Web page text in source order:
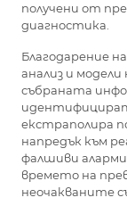
получени от
диагностика.
Благодарение
анализ и
събраната
екстраполира
напредък към
фалшиви
времето на
неочакваните